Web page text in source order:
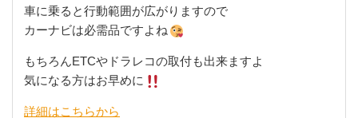
車に乗ると行動範囲が広がりますので
カーナビは必需品ですよね
もちろんETCやドラレコの取付も出来ますよ
気になる方はお早めに
詳細はこちらから